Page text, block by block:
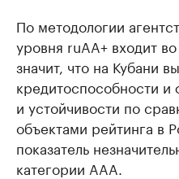
По методологии
уровня ruAA+ входит
значит, что на Кубани
кредитоспособности
и устойчивости по
объектами рейтинга в
показатель
категории AAA.